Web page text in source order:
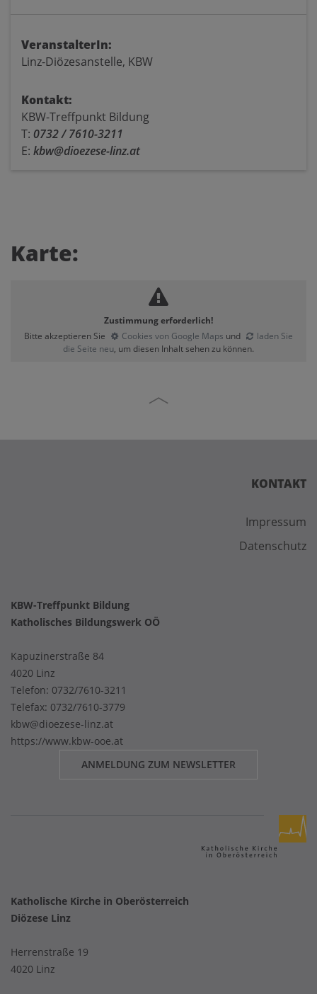
VeranstalterIn:
Linz-Diözesanstelle, KBW
Kontakt:
KBW-Treffpunkt Bildung
T: 0732 / 7610-3211
E: kbw@dioezese-linz.at
Karte:
Zustimmung erforderlich!
Bitte akzeptieren Sie
Cookies von Google Maps und
laden Sie
die Seite neu, um diesen Inhalt sehen zu können.
KONTAKT
Impressum
Datenschutz
KBW-Treffpunkt Bildung
Katholisches Bildungswerk OÖ
Kapuzinerstraße 84
4020 Linz
Telefon: 0732/7610-3211
Telefax: 0732/7610-3779
kbw@dioezese-linz.at
https://www.kbw-ooe.at
ANMELDUNG ZUM NEWSLETTER
Katholische Kirche in Oberösterreich
Diözese Linz
Herrenstraße 19
4020 Linz